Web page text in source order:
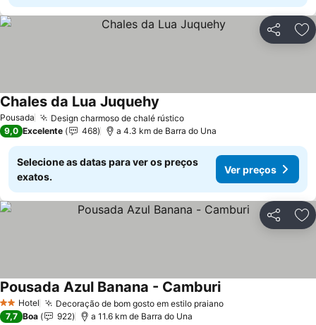
Partilhar
Pousada Design charmoso de chalé rústico
Chales da Lua Juquehy
9,0 Excelente 468 a 4.3 km de Barra do Una
Selecione as datas para ver os preços
exatos.
Ver preços
Partilhar
2 Estrelas
Hotel Decoração de bom gosto em estilo praiano
Pousada Azul Banana - Camburi
7,7 Boa 922 a 11.6 km de Barra do Una